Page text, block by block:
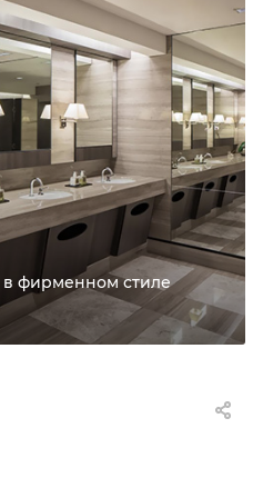
в фирменном стиле